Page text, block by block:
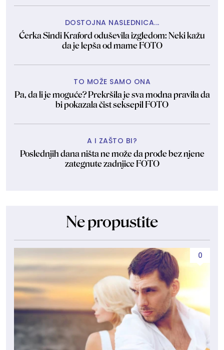
DOSTOJNA NASLEDNICA...
Ćerka Sindi Kraford oduševila izgledom: Neki kažu
da je lepša od mame FOTO
TO MOŽE SAMO ONA
Pa, da li je moguće? Prekršila je sva modna pravila da
bi pokazala čist seksepil FOTO
A I ZAŠTO BI?
Poslednjih dana ništa ne može da prođe bez njene
zategnute zadnjice FOTO
Ne propustite
0